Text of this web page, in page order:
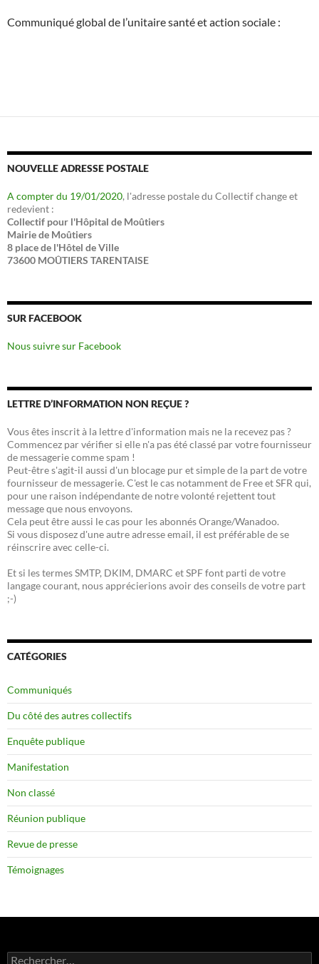
Communiqué global de l’unitaire santé et action sociale :
NOUVELLE ADRESSE POSTALE
A compter du 19/01/2020, l'adresse postale du Collectif change et
redevient :
Collectif pour l'Hôpital de Moûtiers
Mairie de Moûtiers
8 place de l'Hôtel de Ville
73600 MOÛTIERS TARENTAISE
SUR FACEBOOK
Nous suivre sur Facebook
LETTRE D’INFORMATION NON REÇUE ?
Vous êtes inscrit à la lettre d'information mais ne la recevez pas ?
Commencez par vérifier si elle n'a pas été classé par votre fournisseur
de messagerie comme spam !
Peut-être s'agit-il aussi d'un blocage pur et simple de la part de votre
fournisseur de messagerie. C'est le cas notamment de Free et SFR qui,
pour une raison indépendante de notre volonté rejettent tout
message que nous envoyons.
Cela peut être aussi le cas pour les abonnés Orange/Wanadoo.
Si vous disposez d'une autre adresse email, il est préférable de se
réinscrire avec celle-ci.
Et si les termes SMTP, DKIM, DMARC et SPF font parti de votre
langage courant, nous apprécierions avoir des conseils de votre part
;-)
CATÉGORIES
Communiqués
Du côté des autres collectifs
Enquête publique
Manifestation
Non classé
Réunion publique
Revue de presse
Témoignages
Rechercher :